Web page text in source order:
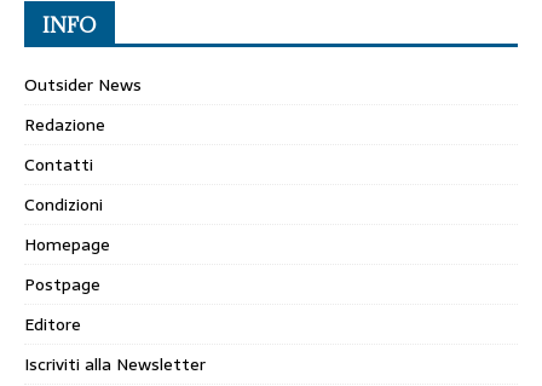
INFO
Outsider News
Redazione
Contatti
Condizioni
Homepage
Postpage
Editore
Iscriviti alla Newsletter